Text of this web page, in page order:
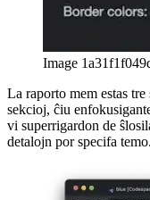
Image
sekcioj, ĉiu